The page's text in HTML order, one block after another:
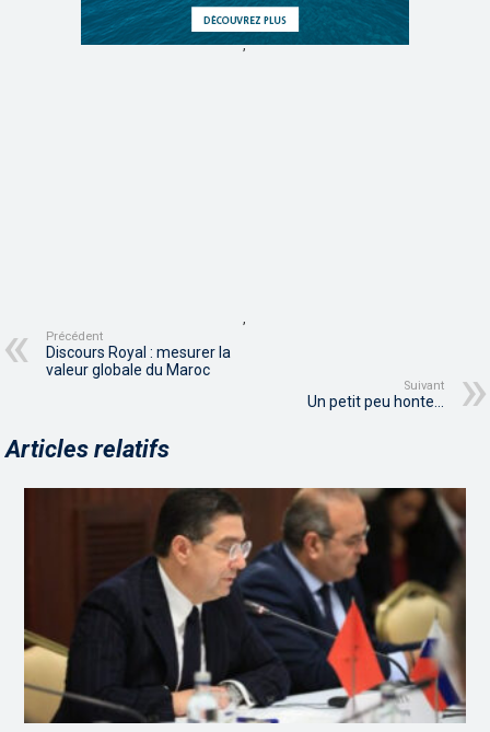
,
,
Précédent
Discours Royal : mesurer la
valeur globale du Maroc
Suivant
Un petit peu honte…
Articles relatifs